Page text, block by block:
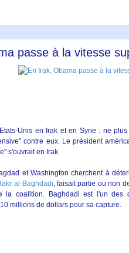
passe à la vitesse
Unis en Irak et en Syrie : ne
contre eux. Le président
s'ouvrait en Irak.
et Washington cherchent à
al-Baghdadi, faisait partie ou non
la coalition. Baghdadi est l'un des
millions de dollars pour sa capture.